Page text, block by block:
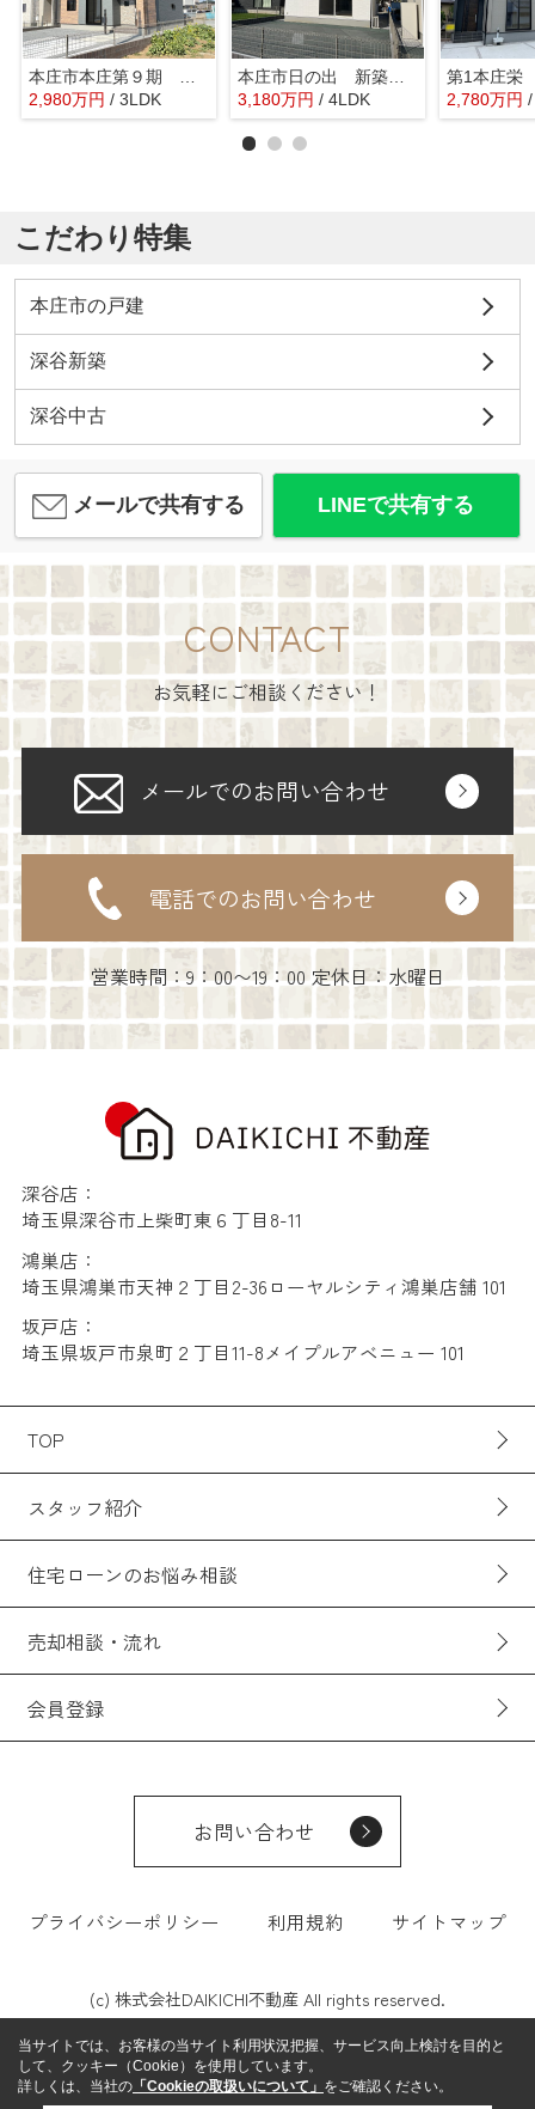
本庄市本庄第９期 ワイウッドコート 新築戸建 全３棟 2号棟
2,980万円 / 3LDK
本庄市日の出 新築戸建 フルクラシル 全3棟 B号棟
3,180万円 / 4LDK 2,780万円
こだわり特集
本庄市の戸建
深谷新築
深谷中古
メールで共有する LINEで共有する
CONTACT
お気軽にご相談ください！
メールでのお問い合わせ
電話でのお問い合わせ
営業時間：9：00〜19：00 定休日：水曜日
深谷店：
埼玉県深谷市上柴町東６丁目8-11
鴻巣店：
埼玉県鴻巣市天神２丁目2-36ローヤルシティ鴻巣店舗 101
坂戸店：
埼玉県坂戸市泉町２丁目11-8メイプルアベニュー 101
TOP
スタッフ紹介
住宅ローンのお悩み相談
売却相談・流れ
会員登録
お問い合わせ
プライバシーポリシー 利用規約 サイトマップ
(c) 株式会社DAIKICHI不動産 All rights reserved.
当サイトでは、お客様の当サイト利用状況把握、サービス向上検討を目的と
して、クッキー（Cookie）を使用しています。
詳しくは、当社の 「Cookieの取扱いについて」 をご確認ください。